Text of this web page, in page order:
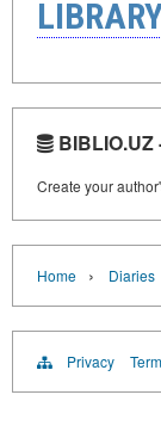
Create your
Home › Diaries
Privacy